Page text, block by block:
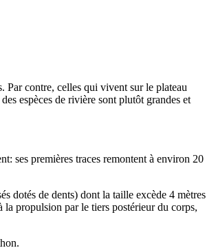
Par contre, celles qui vivent sur le plateau
espèces de rivière sont plutôt grandes et
ses premières traces remontent à environ 20
dotés de dents) dont la taille excède 4 mètres
propulsion par le tiers postérieur du corps,